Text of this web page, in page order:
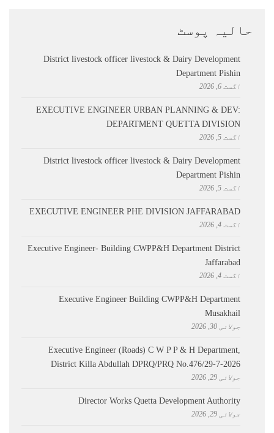
حالیہ پوسٹ
District livestock officer livestock & Dairy Development
Department Pishin
اگست 6, 2026
EXECUTIVE ENGINEER URBAN PLANNING & DEV:
DEPARTMENT QUETTA DIVISION
اگست 5, 2026
District livestock officer livestock & Dairy Development
Department Pishin
اگست 5, 2026
EXECUTIVE ENGINEER PHE DIVISION JAFFARABAD
اگست 4, 2026
Executive Engineer- Building CWPP&H Department District
Jaffarabad
اگست 4, 2026
Executive Engineer Building CWPP&H Department
Musakhail
جولائی 30, 2026
Executive Engineer (Roads) C W P P & H Department,
District Killa Abdullah ​DPRQ/PRQ No.476/29-7-2026
جولائی 29, 2026
Director Works Quetta Development Authority
جولائی 29, 2026